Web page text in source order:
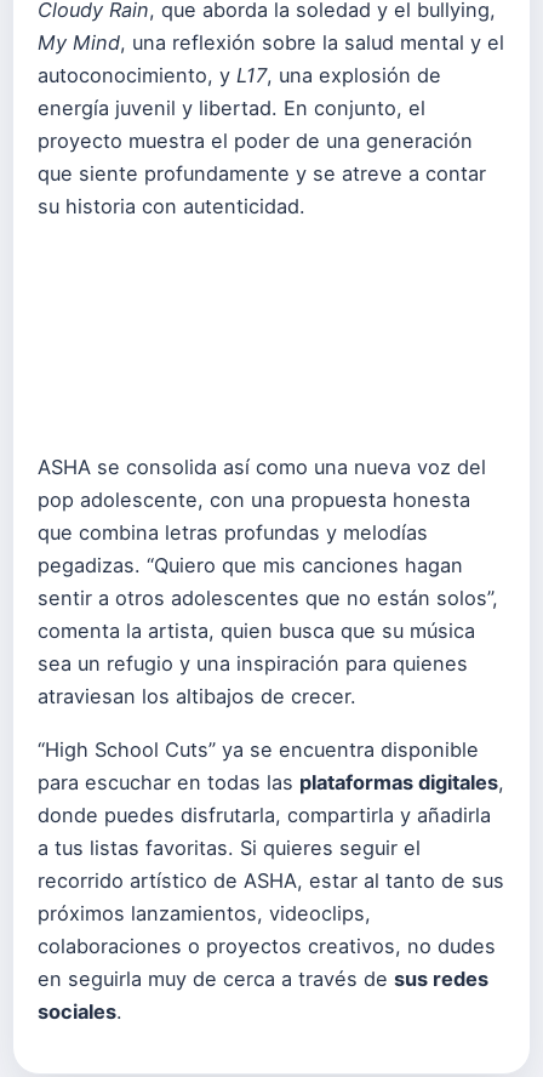
Cloudy Rain, que aborda la soledad y el bullying,
My Mind, una reflexión sobre la salud mental y el
autoconocimiento, y L17, una explosión de
energía juvenil y libertad. En conjunto, el
proyecto muestra el poder de una generación
que siente profundamente y se atreve a contar
su historia con autenticidad.
ASHA se consolida así como una nueva voz del
pop adolescente, con una propuesta honesta
que combina letras profundas y melodías
pegadizas. “Quiero que mis canciones hagan
sentir a otros adolescentes que no están solos”,
comenta la artista, quien busca que su música
sea un refugio y una inspiración para quienes
atraviesan los altibajos de crecer.
“High School Cuts” ya se encuentra disponible
para escuchar en todas las plataformas digitales,
donde puedes disfrutarla, compartirla y añadirla
a tus listas favoritas. Si quieres seguir el
recorrido artístico de ASHA, estar al tanto de sus
próximos lanzamientos, videoclips,
colaboraciones o proyectos creativos, no dudes
en seguirla muy de cerca a través de sus redes
sociales.